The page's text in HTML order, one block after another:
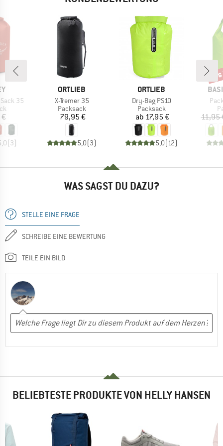
35
(3)
MARKE
ORTLIEB
Artikel
X-Tremer 35
Produktgruppe
Packsack
Preis
79,95 €
5,0(3)
MARKE
ORTLIEB
Artikel
Dry-Bag PS10
Produktgruppe
Packsack
Preis
ab 17,95 €
5,0(12)
11,95
WAS SAGST DU DAZU?
STELLE EINE FRAGE
SCHREIBE EINE BEWERTUNG
TEILE EIN BILD
BELIEBTESTE PRODUKTE VON HELLY HANSEN